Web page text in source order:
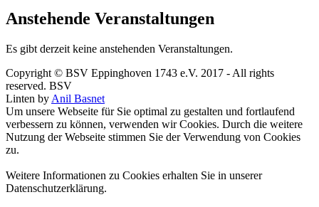
Anstehende Veranstaltungen
Es gibt derzeit keine anstehenden Veranstaltungen.
Copyright © BSV Eppinghoven 1743 e.V. 2017 - All rights
reserved. BSV
Linten by Anil Basnet
Um unsere Webseite für Sie optimal zu gestalten und fortlaufend
verbessern zu können, verwenden wir Cookies. Durch die weitere
Nutzung der Webseite stimmen Sie der Verwendung von Cookies
zu.
Weitere Informationen zu Cookies erhalten Sie in unserer
Datenschutzerklärung.